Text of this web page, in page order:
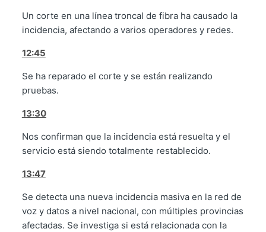
Un corte en una línea troncal de fibra ha causado la
incidencia, afectando a varios operadores y redes.
12:45
Se ha reparado el corte y se están realizando
pruebas.
13:30
Nos confirman que la incidencia está resuelta y el
servicio está siendo totalmente restablecido.
13:47
Se detecta una nueva incidencia masiva en la red de
voz y datos a nivel nacional, con múltiples provincias
afectadas. Se investiga si está relacionada con la